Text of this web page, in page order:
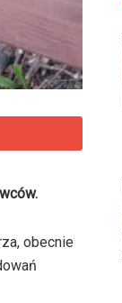
obecnie